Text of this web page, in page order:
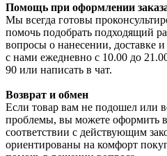
Помощь при оформлении
Мы всегда готовы
помочь подобрать подходящий
вопросы о нанесении, доставке
с нами ежедневно с 10.00 до
90 или написать в чат.
Возврат и обмен
Если товар вам не подошел или
проблемы, вы можете оформить
соответствии с действующим
ориентированы на комфорт